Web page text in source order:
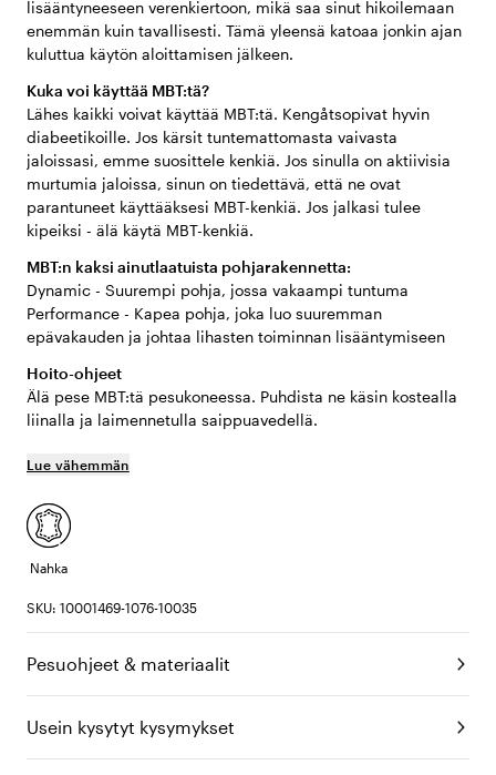
lisääntyneeseen verenkiertoon, mikä saa sinut hikoilemaan
enemmän kuin tavallisesti. Tämä yleensä katoaa jonkin ajan
kuluttua käytön aloittamisen jälkeen.
Kuka voi käyttää MBT:tä?
Lähes kaikki voivat käyttää MBT:tä. Kengåtsopivat hyvin
diabeetikoille. Jos kärsit tuntemattomasta vaivasta
jaloissasi, emme suosittele kenkiä. Jos sinulla on aktiivisia
murtumia jaloissa, sinun on tiedettävä, että ne ovat
parantuneet käyttääksesi MBT-kenkiä. Jos jalkasi tulee
kipeiksi - älä käytä MBT-kenkiä.
MBT:n kaksi ainutlaatuista pohjarakennetta:
Dynamic - Suurempi pohja, jossa vakaampi tuntuma
Performance - Kapea pohja, joka luo suuremman
epävakauden ja johtaa lihasten toiminnan lisääntymiseen
Hoito-ohjeet
Älä pese MBT:tä pesukoneessa. Puhdista ne käsin kostealla
liinalla ja laimennetulla saippuavedellä.
Lue vähemmän
Nahka
SKU: 10001469-1076-10035
Pesuohjeet & materiaalit
Usein kysytyt kysymykset